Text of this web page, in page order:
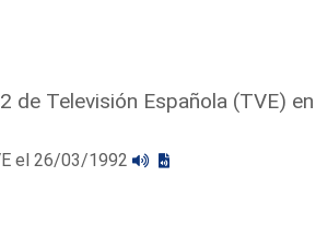
de Televisión Española (TVE)
el 26/03/1992